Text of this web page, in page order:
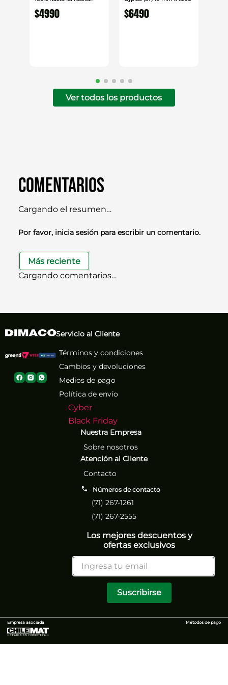
Mestre
$4990
cm x 2.40cm
$6490
Ver todos los productos
Comentarios
Cargando el resumen…
Por favor, inicia sesión para escribir un comentario.
Más reciente
Cargando comentarios…
Servicio al Cliente
Términos y condiciones
Cambios y devoluciones
Medios de pago
Política de envío
Cyber
Black Friday
Nuestra Empresa
Sobre nosotros
Atención al Cliente
Contacto
Números de contacto
(71) 267-1261
(71) 267-2555
Los mejores descuentos y
ofertas exclusivos
Suscribirse
Empresa asociada Métodos de pago